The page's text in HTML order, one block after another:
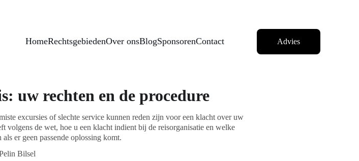
HomeRechtsgebiedenOver onsBlogSponsorenContact Advies
uw rechten en de procedure
excursies of slechte service kunnen reden zijn voor een klacht over uw
volgens de wet, hoe u een klacht indient bij de reisorganisatie en welke
er geen passende oplossing komt.
Bilsel